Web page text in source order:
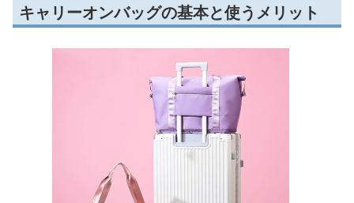
キャリーオンバッグの基本と使うメリット